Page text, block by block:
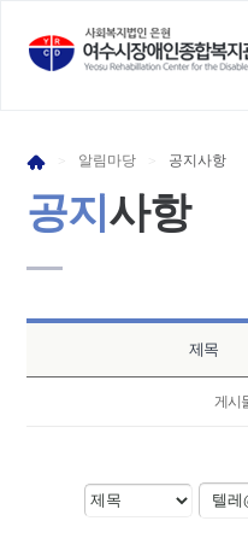
> 알림 마당 > 공지사항
공지 사항
제목
게시